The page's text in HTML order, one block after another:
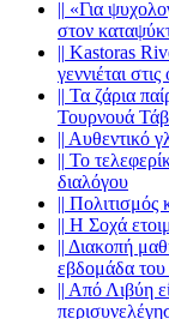
|| «Για
στον
|| Kastoras
γεννιέται
|| Τα ζάρια
Τουρνουά
|| Αυθεντικό
|| Το
διαλόγου
|| Πολιτισμός
|| Η Σοχά
|| Διακοπή
εβδομάδα
|| Από Λιβύη